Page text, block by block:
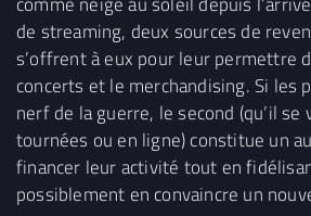
de streaming, deux sources de
s’offrent à eux pour leur permettre
concerts et le merchandising. Si les
nerf de la guerre, le second (qu’il se
tournées ou en ligne) constitue un
financer leur activité tout en
possiblement en convaincre un